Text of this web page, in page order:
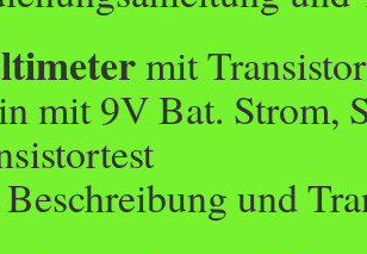
mit
mit 9V Bat. Strom,
und